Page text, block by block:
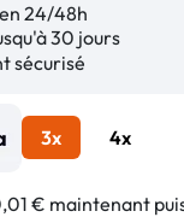
24/48h
30 jours
sécurisé
3x 4x
€ maintenant